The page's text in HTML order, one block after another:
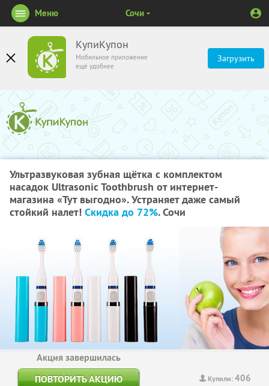
КупиКупон
Мобильное приложение
ещё удобнее
Загрузить
Меню Сочи
Ультразвуковая зубная щётка с комплектом
насадок Ultrasonic Toothbrush от интернет-
магазина «Тут выгодно». Устраняет даже самый
стойкий налет! Скидка до 72%. Сочи
Купили:406
Акция завершилась
ПОВТОРИТЬ АКЦИЮ